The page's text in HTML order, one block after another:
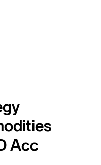
Acc